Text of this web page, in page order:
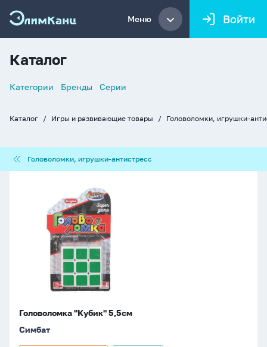
Меню Войти
Каталог
Список
Категории Бренды Серии
Каталог Игры и развивающие товары Головоломки, игрушки-
игрушки-
антистресс
Головоломки, игрушки-антистресс
Головоломка "Кубик" 5,5см
Симбат